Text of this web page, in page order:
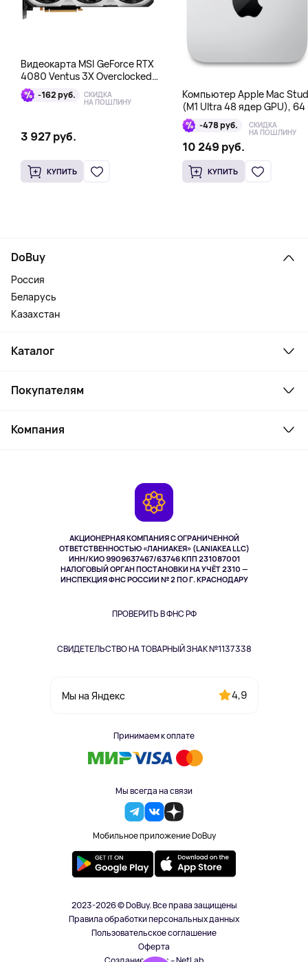
Видеокарта MSI GeForce RTX
4080 Ventus 3X Overclocked
16GB DDR6X
-162 руб. СКИДКА
НА ПОШЛИНУ
3 927 руб.
КУПИТЬ
Компьютер Apple Mac
(M1 Ultra 48 ядер GPU), 64
1 Тб -478 руб. СКИДКА
НА ПОШЛИНУ
10 249 руб.
КУПИТЬ
АКЦИОНЕРНАЯ КОМПАНИЯ С ОГРАНИЧЕННОЙ
ОТВЕТСТВЕННОСТЬЮ «ЛАНИАКЕЯ» (LANIAKEA LLC)
ИНН/КИО 9909637467/63746 КПП 231087001
НАЛОГОВЫЙ ОРГАН ПОСТАНОВКИ НА УЧЁТ 2310 —
ИНСПЕКЦИЯ ФНС РОССИИ № 2 ПО Г. КРАСНОДАРУ
ПРОВЕРИТЬ В ФНС РФ
СВИДЕТЕЛЬСТВО НА ТОВАРНЫЙ ЗНАК №1137338
Мы на Яндекс 4,9
Принимаем к оплате
Мы всегда на связи
Мобильное приложение DoBuy
DoBuy
Россия
Беларусь
Казахстан
Каталог
Ноутбуки, мониторы, VR
Косметика и уход
Здоровье питомцев
Одежда и аксессуары
Покупателям
Как заказать
Компания
2023-2026 © DoBuy. Все права защищены
Правила обработки персональных данных
Пользовательское соглашение
Оферта